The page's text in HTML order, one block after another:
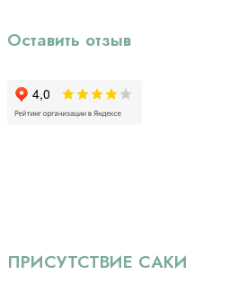
Оставить отзыв
ПРИСУТСТВИЕ САКИ